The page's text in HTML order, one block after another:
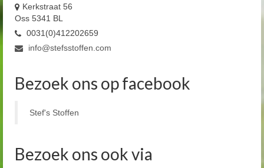
Kerkstraat 56
Oss 5341 BL
0031(0)412202659
info@stefsstoffen.com
Bezoek ons op facebook
Stef's Stoffen
Bezoek ons ook via